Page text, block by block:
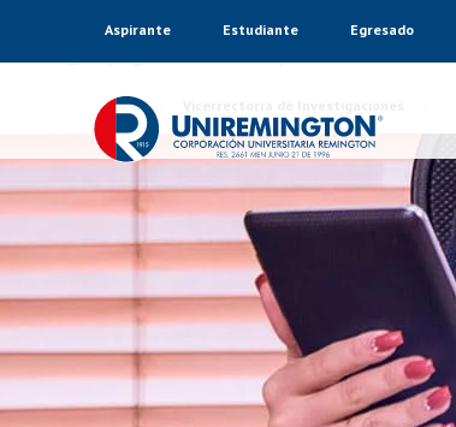
Aspirante Estudiante Egresado
Inicio